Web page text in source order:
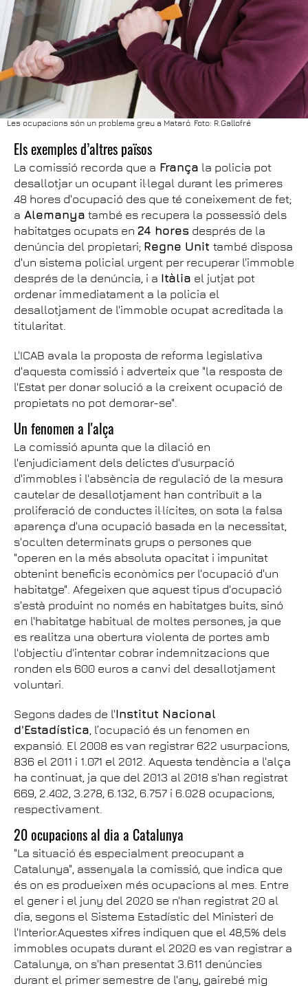
Les ocupacions són un problema greu a Mataró. Foto: R.Gallofré
Els exemples d’altres països
La comissió recorda que a França la policia pot
desallotjar un ocupant il·legal durant les primeres
48 hores d'ocupació des que té coneixement de fet;
a Alemanya també es recupera la possessió dels
habitatges ocupats en 24 hores després de la
denúncia del propietari; Regne Unit també disposa
d'un sistema policial urgent per recuperar l'immoble
després de la denúncia, i a Itàlia el jutjat pot
ordenar immediatament a la policia el
desallotjament de l'immoble ocupat acreditada la
titularitat.
L'ICAB avala la proposta de reforma legislativa
d'aquesta comissió i adverteix que "la resposta de
l'Estat per donar solució a la creixent ocupació de
propietats no pot demorar-se".
Un fenomen a l'alça
La comissió apunta que la dilació en
l'enjudiciament dels delictes d'usurpació
d'immobles i l'absència de regulació de la mesura
cautelar de desallotjament han contribuït a la
proliferació de conductes il·lícites, on sota la falsa
aparença d'una ocupació basada en la necessitat,
s'oculten determinats grups o persones que
"operen en la més absoluta opacitat i impunitat
obtenint beneficis econòmics per l'ocupació d'un
habitatge". Afegeixen que aquest tipus d'ocupació
s'està produint no només en habitatges buits, sinó
en l'habitatge habitual de moltes persones, ja que
es realitza una obertura violenta de portes amb
l'objectiu d'intentar cobrar indemnitzacions que
ronden els 600 euros a canvi del desallotjament
voluntari.
Segons dades de l'Institut Nacional
d'Estadística, l’ocupació és un fenomen en
expansió. El 2008 es van registrar 622 usurpacions,
836 el 2011 i 1.071 el 2012. Aquesta tendència a l'alça
ha continuat, ja que del 2013 al 2018 s'han registrat
669, 2.402, 3.278, 6.132, 6.757 i 6.028 ocupacions,
respectivament.
20 ocupacions al dia a Catalunya
"La situació és especialment preocupant a
Catalunya", assenyala la comissió, que indica que
és on es produeixen més ocupacions al mes. Entre
el gener i el juny del 2020 se n'han registrat 20 al
dia, segons el Sistema Estadístic del Ministeri de
l'Interior.Aquestes xifres indiquen que el 48,5% dels
immobles ocupats durant el 2020 es van registrar a
Catalunya, on s'han presentat 3.611 denúncies
durant el primer semestre de l'any, gairebé mig